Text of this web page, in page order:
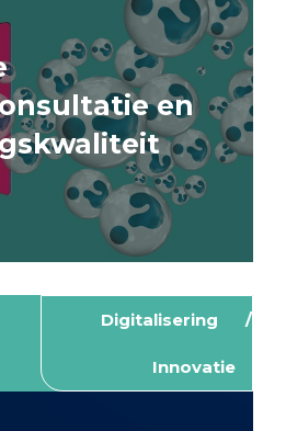
en
Digitalisering
Innovatie